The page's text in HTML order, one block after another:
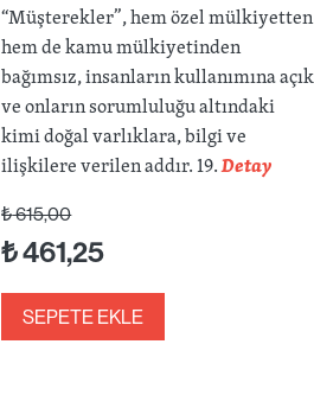
“Müşterekler”, hem özel mülkiyetten
hem de kamu mülkiyetinden
bağımsız, insanların kullanımına açık
ve onların sorumluluğu altındaki
kimi doğal varlıklara, bilgi ve
ilişkilere verilen addır. 19.Detay
₺615,00
₺461,25
SEPETE EKLE